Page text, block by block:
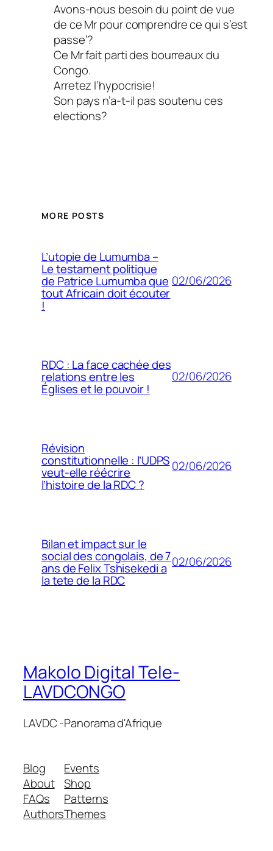
Avons-nous besoin du point de vue
de ce Mr pour comprendre ce qui s’est
passe’?
Ce Mr fait parti des bourreaux du
Congo.
Arretez l’hypocrisie!
Son pays n’a-t-il pas soutenu ces
elections?
MORE POSTS
L’utopie de Lumumba –
Le testament politique
de Patrice Lumumba que
tout Africain doit écouter
!
02/06/2026
RDC : La face cachée des
relations entre les
Églises et le pouvoir !
02/06/2026
Révision
constitutionnelle : l’UDPS
veut-elle réécrire
l’histoire de la RDC ?
02/06/2026
Bilan et impact sur le
social des congolais, de 7
ans de Felix Tshisekedi a
la tete de la RDC
02/06/2026
Makolo Digital Tele-
LAVDCONGO
LAVDC -Panorama d'Afrique
Blog
About
FAQs
Authors
Events
Shop
Patterns
Themes